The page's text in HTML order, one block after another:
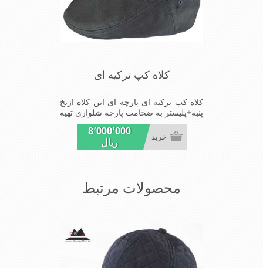
کلاه کپ ترکیه ای
کلاه کپ ترکیه ای پارچه ای این کلاه ازنخ
پنبه+پلیستر به ضخامت پارچه شلواری تهیه
شده است شیک ومناسب افرادخوش پوش
جنس عالی,دوخت مناسب,سبکی,خوش
فرمی ازدیگرخصوصیات این کلاه می
8٬000٬000
ریال
خرید
محصولات مرتبط